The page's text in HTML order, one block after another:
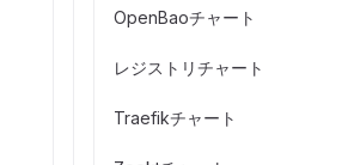
OpenBaoチャート
レジストリチャート
Traefikチャート